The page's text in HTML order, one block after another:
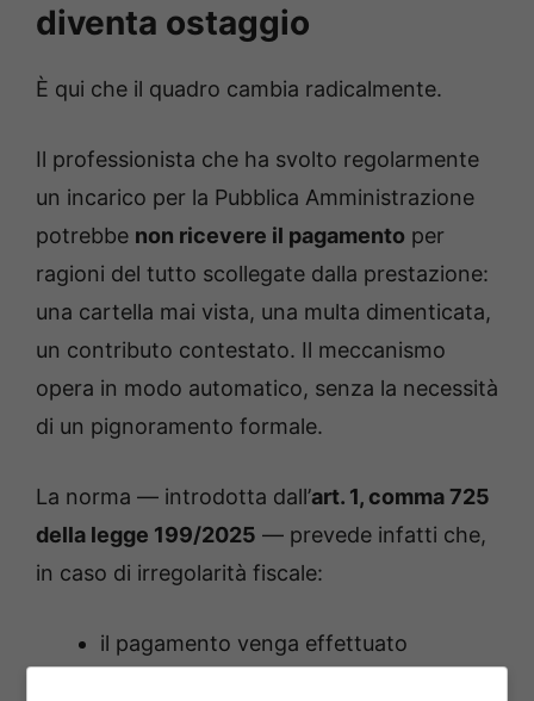
diventa ostaggio
È qui che il quadro cambia radicalmente.
Il professionista che ha svolto regolarmente
un incarico per la Pubblica Amministrazione
potrebbe non ricevere il pagamento per
ragioni del tutto scollegate dalla prestazione:
una cartella mai vista, una multa dimenticata,
un contributo contestato. Il meccanismo
opera in modo automatico, senza la necessità
di un pignoramento formale.
La norma — introdotta dall’art. 1, comma 725
della legge 199/2025 — prevede infatti che,
in caso di irregolarità fiscale:
il pagamento venga effettuato